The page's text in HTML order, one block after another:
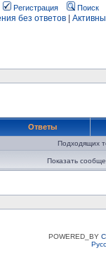
Регистрация Поиск
без ответов
Ответы
Подходящих
Показать
POWERED_BY